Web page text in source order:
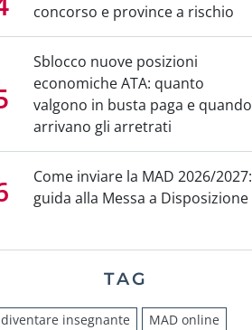
concorso e province a rischio
Sblocco nuove posizioni
economiche ATA: quanto
valgono in busta paga e quando
arrivano gli arretrati
Come inviare la MAD 2026/2027:
guida alla Messa a Disposizione
TAG
diventare insegnante
MAD online